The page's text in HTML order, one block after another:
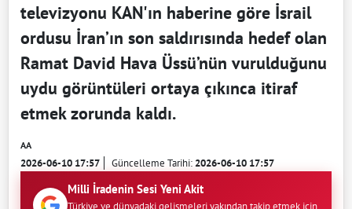
televizyonu KAN'ın haberine göre İsrail
ordusu İran’ın son saldırısında hedef olan
Ramat David Hava Üssü’nün vurulduğunu
uydu görüntüleri ortaya çıkınca itiraf
etmek zorunda kaldı.
AA
2026-06-10 17:57 Güncelleme Tarihi:2026-06-10 17:57
Milli İradenin Sesi Yeni Akit
Türkiye ve dünyadaki gelişmeleri yakından takip etmek için